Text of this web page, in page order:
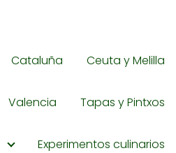
Cataluña Ceuta y Melilla
Valencia Tapas y Pintxos
Experimentos culinarios